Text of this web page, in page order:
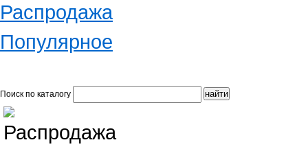
Распродажа
Популярное
Поиск по каталогу